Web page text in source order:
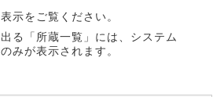
示をご覧ください。
る「所蔵一覧」には、システム
みが表示されます。